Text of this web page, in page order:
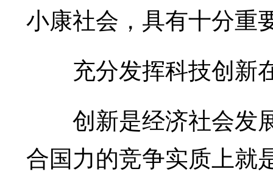
小康社会，具有十分重
充分发挥科技创新
创新是经济社会发
合国力的竞争实质上就